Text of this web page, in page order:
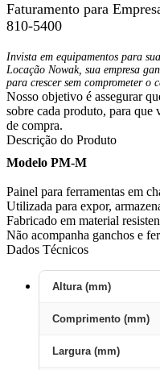
Faturamento para
810-5400
Invista em equipamentos para
Locação Nowak, sua empresa
para crescer sem comprometer o
Nosso objetivo é assegurar
sobre cada produto, para que
de compra.
Descrição do Produto
Modelo PM-M
Painel para ferramentas em
Utilizada para expor,
Fabricado em material
Não acompanha ganchos e
Dados Técnicos
Altura (mm)
Comprimento (mm)
Largura (mm)